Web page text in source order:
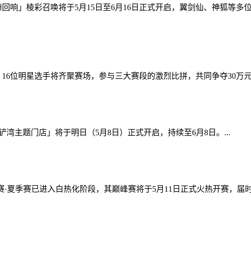
响」棱彩召唤将于5月15日至6月16日正式开启，翼剑仙、神狐等
位明星选手将齐聚赛场，参与三大赛段的激烈比拼，共同争夺30
湾主题门店」将于明日（5月8日）正式开启，持续至6月8日。...
夏季赛已进入白热化阶段，其巅峰赛将于5月11日正式火热开赛，